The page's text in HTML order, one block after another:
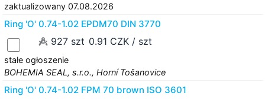
zaktualizowany 07.08.2026
Ring 'O' 0.74-1.02 EPDM70 DIN 3770
927 szt 0.91 CZK / szt
stałe ogłoszenie
BOHEMIA SEAL, s.r.o., Horní Tošanovice
Ring 'O' 0.74-1.02 FPM 70 brown ISO 3601